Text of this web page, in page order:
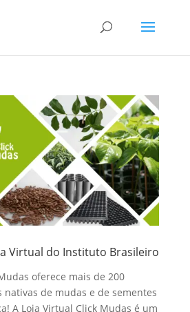
Virtual do Instituto Brasileiro
oferece mais de 200
nativas de mudas e de sementes
A Loja Virtual Click Mudas é um